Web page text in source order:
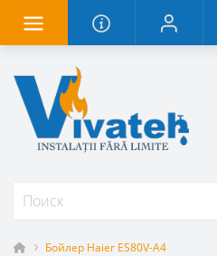
Бойлер Haier ES80V-A4